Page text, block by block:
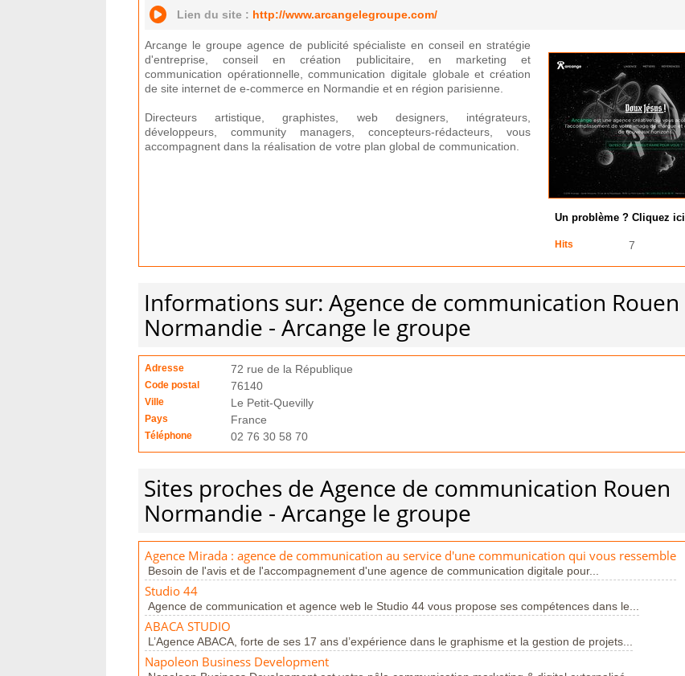
Lien du site : http://www.arcangelegroupe.com/
Arcange le groupe agence de publicité spécialiste en conseil en stratégie
d'entreprise, conseil en création publicitaire, en marketing et
communication opérationnelle, communication digitale globale et création
de site internet de e-commerce en Normandie et en région parisienne.
Directeurs artistique, graphistes, web designers, intégrateurs,
développeurs, community managers, concepteurs-rédacteurs, vous
accompagnent dans la réalisation de votre plan global de communication.
Un problème ? Cliquez ici
Hits 7
Informations sur: Agence de communication Rouen
Normandie - Arcange le groupe
Adresse 72 rue de la République
Code postal 76140
Ville Le Petit-Quevilly
Pays France
Téléphone 02 76 30 58 70
Sites proches de Agence de communication Rouen
Normandie - Arcange le groupe
Agence Mirada : agence de communication au service d'une communication qui vous ressemble
Besoin de l'avis et de l'accompagnement d'une agence de communication digitale pour...
Studio 44
Agence de communication et agence web le Studio 44 vous propose ses compétences dans le...
ABACA STUDIO
L’Agence ABACA, forte de ses 17 ans d’expérience dans le graphisme et la gestion de projets...
Napoleon Business Development